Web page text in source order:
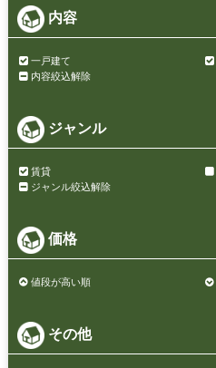
内容
一戸建て
内容絞込解除
ジャンル
賃貸
ジャンル絞込解除
価格
値段が高い順
その他